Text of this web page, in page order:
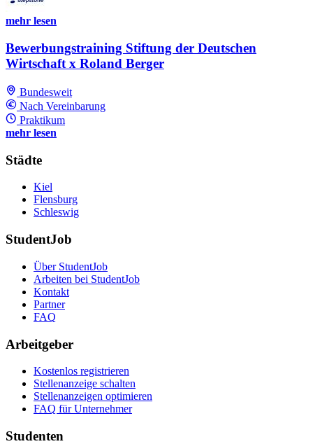
mehr lesen
Bewerbungstraining Stiftung der Deutschen
Wirtschaft x Roland Berger
Bundesweit
Nach Vereinbarung
Praktikum
mehr lesen
Städte
Kiel
Flensburg
Schleswig
StudentJob
Über StudentJob
Arbeiten bei StudentJob
Kontakt
Partner
FAQ
Arbeitgeber
Kostenlos registrieren
Stellenanzeige schalten
Stellenanzeigen optimieren
FAQ für Unternehmer
Studenten